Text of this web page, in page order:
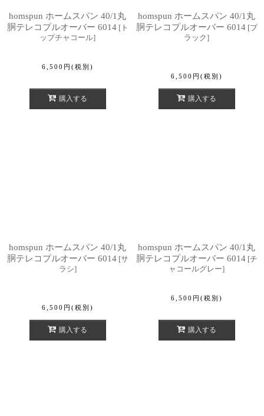
homspun ホームスパン 40/1丸
胴テレコプルオーバー 6014 [ト
ップチャコール]
6,500 円 (税別)
購入する
homspun ホームスパン 40/1丸
胴テレコプルオーバー 6014 [ブ
ラック]
6,500 円 (税別)
購入する
homspun ホームスパン 40/1丸
胴テレコプルオーバー 6014 [サ
ラシ]
6,500 円 (税別)
購入する
homspun ホームスパン 40/1丸
胴テレコプルオーバー 6014 [チ
ャコールグレー]
6,500 円 (税別)
購入する